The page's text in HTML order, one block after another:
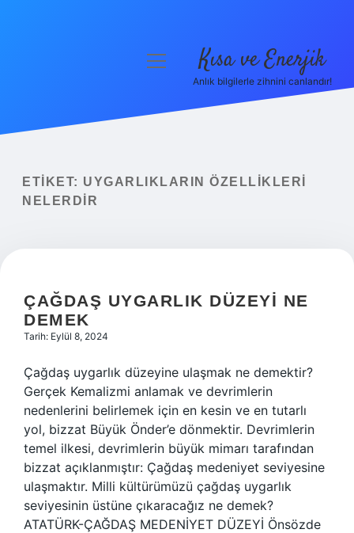
Yasal Uyarı
menüyü
Kısa ve Enerjik
Anlık bilgilerle zihnini canlandır!
ETIKET: UYGARLIKLARIN ÖZELLIKLERI
NELERDIR
ÇAĞDAŞ UYGARLIK DÜZEYI NE
DEMEK
Tarih: Eylül 8, 2024
Çağdaş uygarlık düzeyine ulaşmak ne demektir?
Gerçek Kemalizmi anlamak ve devrimlerin
nedenlerini belirlemek için en kesin ve en tutarlı
yol, bizzat Büyük Önder’e dönmektir. Devrimlerin
temel ilkesi, devrimlerin büyük mimarı tarafından
bizzat açıklanmıştır: Çağdaş medeniyet seviyesine
ulaşmaktır. Milli kültürümüzü çağdaş uygarlık
seviyesinin üstüne çıkaracağız ne demek?
ATATÜRK-ÇAĞDAŞ MEDENİYET DÜZEYİ Önsözde